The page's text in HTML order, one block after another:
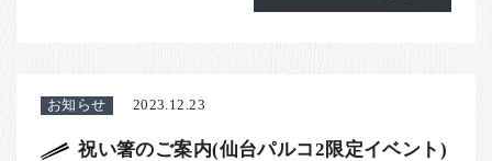
お知らせ 2023.12.23
祝い箸のご案内(仙台パルコ2限定イベント)